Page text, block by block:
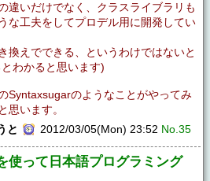
違いだけでなく、クラスライブラリも
な工夫をしてプロデル用に開発してい
換えでできる、というわけではないと
わかると思います)
Syntaxsugarのようなことがやってみ
思います。
と
2012/03/05(Mon) 23:52 No.35
使って日本語プログラミング